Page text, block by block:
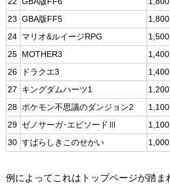
23 GBA版FF5
24 マリオ&ルイージRPG
25
MOTHER3
26
ドラクエ3
27
キングダムハーツ1
28 ポケモン不思議のダンジョン2
29 ゼノサーガ･エピソードⅢ
30 すばらしきこのせかい
例によってこれはトップページが踏ま